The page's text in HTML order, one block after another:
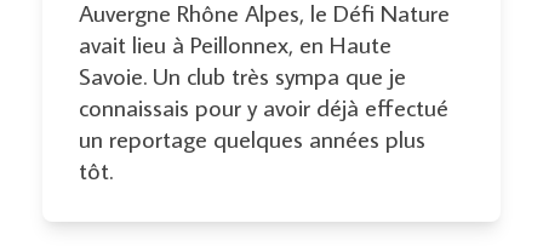
Auvergne Rhône Alpes, le Défi Nature
avait lieu à Peillonnex, en Haute
Savoie. Un club très sympa que je
connaissais pour y avoir déjà effectué
un reportage quelques années plus
tôt.